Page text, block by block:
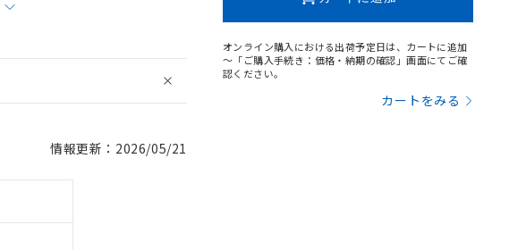
情報更新：2026/05/21
オンライン購入における出荷予定日は、カートに追加
～「ご購入手続き：価格・納期の確認」画面にてご確
認ください。
カートをみる